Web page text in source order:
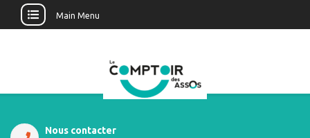
Main Menu
Nous contacter